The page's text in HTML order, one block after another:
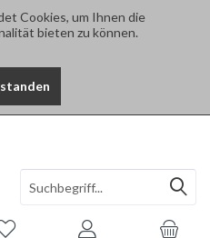
Cookies, um Ihnen die
bieten zu können.